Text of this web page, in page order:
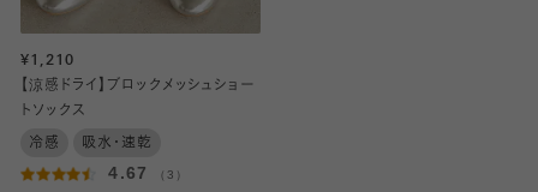
¥1,210
【涼感ドライ】ブロックメッシュショー
トソックス
冷感 吸水・速乾
4.67 （3）